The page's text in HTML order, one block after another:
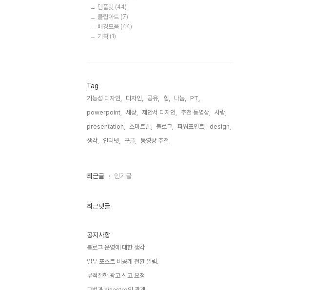
템플릿 (44)
클립아트 (7)
배경모음 (44)
기획 (1)
Tag
기능성 디자인, 디자인, 공유, 힘, 나눔,
PT,
powerpoint,
세상, 제안서 디자인, 추천 동영상,
사람,
presentation,
스마트폰, 블로그, 파워포인트,
design,
생각,
인터넷, 구글, 동영상 추천,
최
인
최근글 인기글
최근댓글
공지사항
블로그 운영에 대한 생각
일부 포스트 비공개 전환 알림.
부적절한 광고 신고 요청